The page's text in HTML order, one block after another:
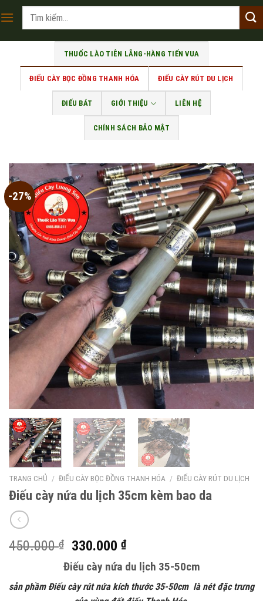
to
Tìm
THUỐC LÀO TIÊN LÃNG-HÀNG TIẾN VUA
ĐIẾU CÀY BỌC ĐỒNG THANH HÓA ĐIẾU CÀY RÚT DU LỊCH
ĐIẾU BÁT GIỚI THIỆU LIÊN HỆ
CHÍNH SÁCH BẢO MẬT
-27%
TRANG CHỦ / ĐIẾU CÀY BỌC ĐỒNG THANH HÓA / ĐIẾU CÀY RÚT DU LỊCH
Điếu cày nứa du lịch 35cm kèm bao da
450.000₫
Giá
gốc
là:
450.000 ₫.
330.000₫Giá
hiện
tại
là:
Điếu cày nứa du lịch 35-50cm
sản phầm Điếu cày rút nứa kích thước 35-50cm là nét đặc trưng